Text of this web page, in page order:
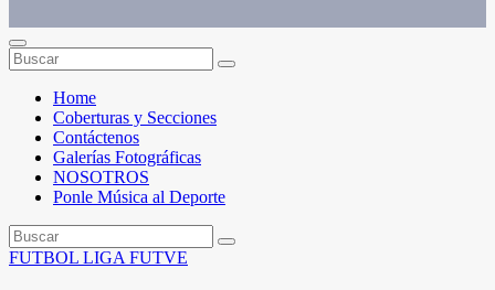
Home
Coberturas y Secciones
Contáctenos
Galerías Fotográficas
NOSOTROS
Ponle Música al Deporte
FUTBOL LIGA FUTVE